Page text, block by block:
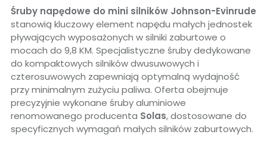
Śruby napędowe do mini silników Johnson-Evinrude
stanowią kluczowy element napędu małych jednostek
pływających wyposażonych w silniki zaburtowe o
mocach do 9,8 KM. Specjalistyczne śruby dedykowane
do kompaktowych silników dwusuwowych i
czterosuwowych zapewniają optymalną wydajność
przy minimalnym zużyciu paliwa. Oferta obejmuje
precyzyjnie wykonane śruby aluminiowe
renomowanego producenta Solas, dostosowane do
specyficznych wymagań małych silników zaburtowych.